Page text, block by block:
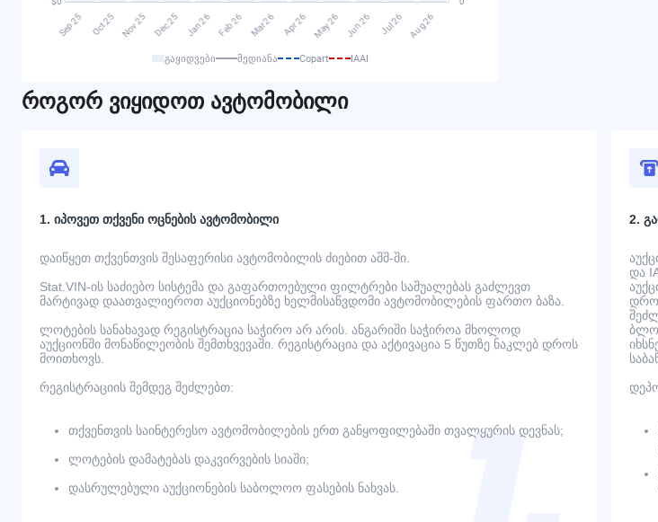
გაყიდვები მედიანა Copart IAAI
როგორ ვიყიდოთ ავტომობილი
1. იპოვეთ თქვენი ოცნების ავტომობილი
დაიწყეთ თქვენთვის შესაფერისი ავტომობილის ძიებით აშშ-ში.
Stat.VIN-ის საძიებო სისტემა და გაფართოებული ფილტრები საშუალებას გაძლევთ
მარტივად დაათვალიეროთ აუქციონებზე ხელმისაწვდომი ავტომობილების ფართო ბაზა.
ლოტების სანახავად რეგისტრაცია საჭირო არ არის. ანგარიში საჭიროა მხოლოდ
აუქციონში მონაწილეობის შემთხვევაში. რეგისტრაცია და აქტივაცია 5 წუთზე ნაკლებ დროს
მოითხოვს.
რეგისტრაციის შემდეგ შეძლებთ:
თქვენთვის საინტერესო ავტომობილების ერთ განყოფილებაში თვალყურის დევნას;
ლოტების დამატებას დაკვირვების სიაში;
დასრულებული აუქციონების საბოლოო ფასების ნახვას.
2.
და